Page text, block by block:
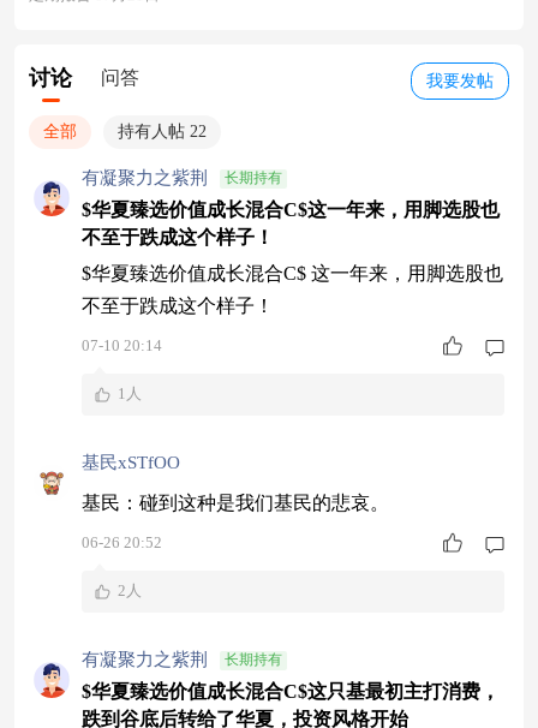
我要发帖
讨论 问答
全部 持有人帖 22
有凝聚力之紫荆 长期持有
$华夏臻选价值成长混合C$这一年来，用脚选股也
不至于跌成这个样子！
$华夏臻选价值成长混合C$ 这一年来，用脚选股也
不至于跌成这个样子！
07-10 20:14
1人
基民xSTfOO
基民：碰到这种是我们基民的悲哀。
06-26 20:52
2人
有凝聚力之紫荆 长期持有
$华夏臻选价值成长混合C$这只基最初主打消费，
跌到谷底后转给了华夏，投资风格开始